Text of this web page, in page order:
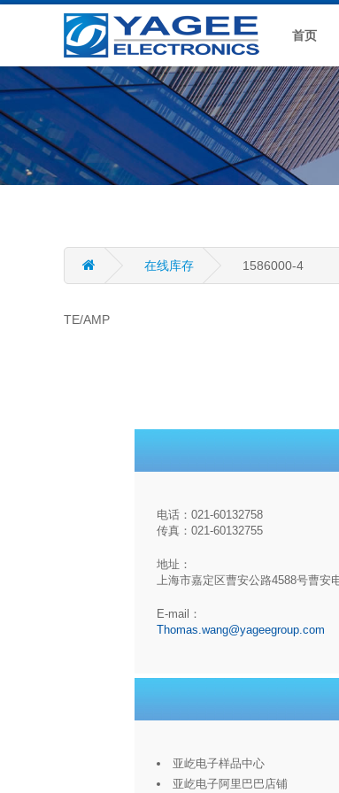
首页
在线库存 1586000-4
TE/AMP
电话：021-60132758
传真：021-60132755
地址：
上海市嘉定区曹安公路4588号曹安
E-mail：
Thomas.wang@yageegroup.com
亚屹电子样品中心
亚屹电子阿里巴巴店铺